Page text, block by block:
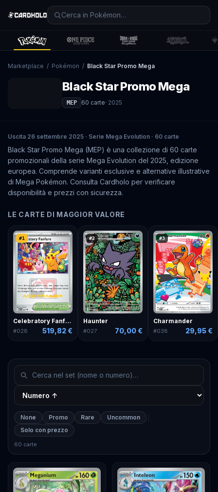
Marketplace / Pokémon / Black Star Promo Mega
Black Star Promo Mega
MEP 60 carte· 2025
Uscita 26 settembre 2025 · Serie Mega Evolution · 60 carte
Black Star Promo Mega (MEP) è una collezione di 60 carte
promozionali della serie Mega Evolution del 2025, edizione
europea. Comprende varianti esclusive e alternative illustrative
di Mega Pokémon. Consulta Cardholo per verificare
disponibilità e prezzi con sicurezza.
LE CARTE DI MAGGIOR VALORE
#1
Celebratory Fanfare
#028 519,82 €
#2
Haunter
#027 70,00 €
#3
Charmander
#038 29,95 €
None Promo Rare
Uncommon
Solo con prezzo
60 carte